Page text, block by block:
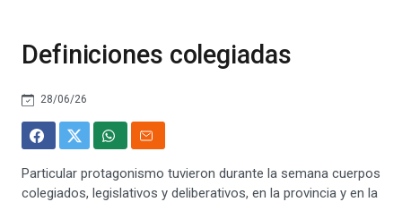
Definiciones colegiadas
28/06/26
Particular protagonismo tuvieron durante la semana cuerpos
colegiados, legislativos y deliberativos, en la provincia y en la